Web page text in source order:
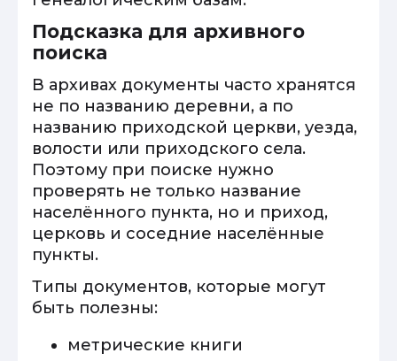
Подсказка для архивного
поиска
В архивах документы часто хранятся
не по названию деревни, а по
названию приходской церкви, уезда,
волости или приходского села.
Поэтому при поиске нужно
проверять не только название
населённого пункта, но и приход,
церковь и соседние населённые
пункты.
Типы документов, которые могут
быть полезны:
метрические книги